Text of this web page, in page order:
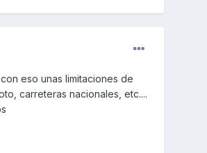
eso unas limitaciones de
carreteras nacionales, etc....